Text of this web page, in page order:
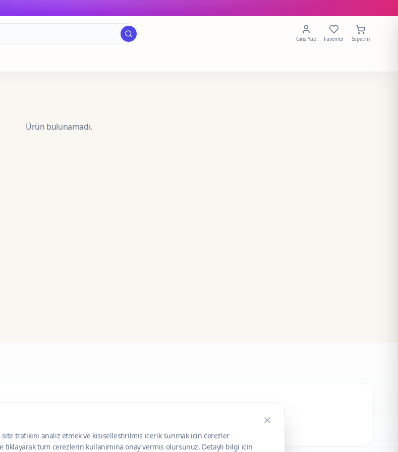
Giriş Yap Favoriler Sepetim
Ürün bulunamadı.
trafikini analiz etmek ve kisisellestirilmis icerik sunmak icin cerezler
tiklayarak tum cerezlerin kullanimina onay vermis olursunuz. Detayli bilgi icin